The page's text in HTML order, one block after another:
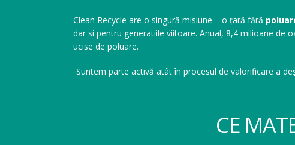
Clean Recycle are o singură misiune – o țară fără
dar si pentru generatiile viitoare. Anual, 8,4 milioane
ucise de poluare.
Suntem parte activă atât în procesul de valorificare a
CE